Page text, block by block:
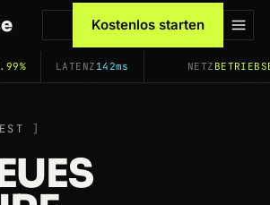
Kostenlos starten
LATENZ 142ms NETZ